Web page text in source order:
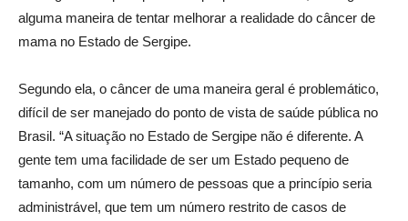
alguma maneira de tentar melhorar a realidade do câncer de
mama no Estado de Sergipe.
Segundo ela, o câncer de uma maneira geral é problemático,
difícil de ser manejado do ponto de vista de saúde pública no
Brasil. “A situação no Estado de Sergipe não é diferente. A
gente tem uma facilidade de ser um Estado pequeno de
tamanho, com um número de pessoas que a princípio seria
administrável, que tem um número restrito de casos de